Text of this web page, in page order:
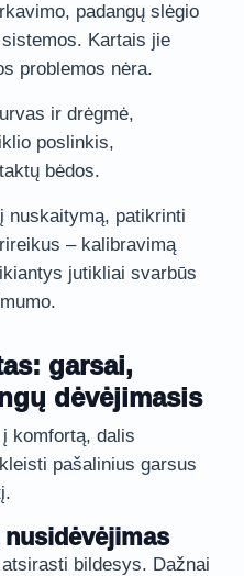
padangų slėgio
Kartais jie
problemos nėra.
ir drėgmė,
poslinkis,
bėdos.
nuskaitymą, patikrinti
– kalibravimą
jutikliai svarbūs
garsai,
dėvėjimasis
komfortą, dalis
pašalinius garsus
bildesys. Dažnai